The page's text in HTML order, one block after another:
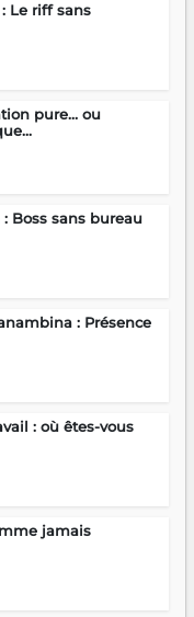
Le riff sans
pure… ou
Boss sans bureau
: Présence
: où êtes-vous
jamais